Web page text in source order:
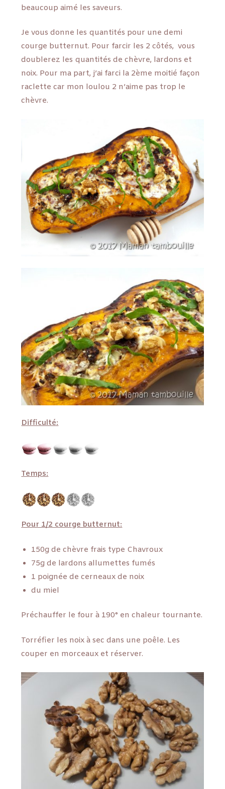
beaucoup aimé les saveurs.
Je vous donne les quantités pour une demi
courge butternut. Pour farcir les 2 côtés, vous
doublerez les quantités de chèvre, lardons et
noix. Pour ma part, j’ai farci la 2ème moitié façon
raclette car mon loulou 2 n’aime pas trop le
chèvre.
Difficulté:
Temps:
Pour 1/2 courge butternut:
150g de chèvre frais type Chavroux
75g de lardons allumettes fumés
1 poignée de cerneaux de noix
du miel
Préchauffer le four à 190° en chaleur tournante.
Torréfier les noix à sec dans une poêle. Les
couper en morceaux et réserver.